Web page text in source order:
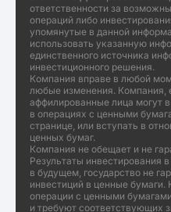
ответственности за
операций либо
упомянутые в данной
использовать указанную
единственного источника
инвестиционного решения.
Компания вправе в любой
любые изменения. Компания,
аффилированные лица могут
в операциях с ценными
странице, или вступать в
ценных бумаг.
Компания не обещает и не
Результаты инвестирования
в будущем, государство не
инвестиций в ценные
операции с ценными
и требуют соответствующих